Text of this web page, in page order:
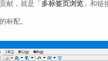
献，就是「多标签页浏览 」和链
标配。